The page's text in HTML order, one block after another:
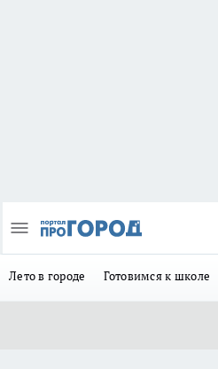
Лето в городе Готовимся к школе